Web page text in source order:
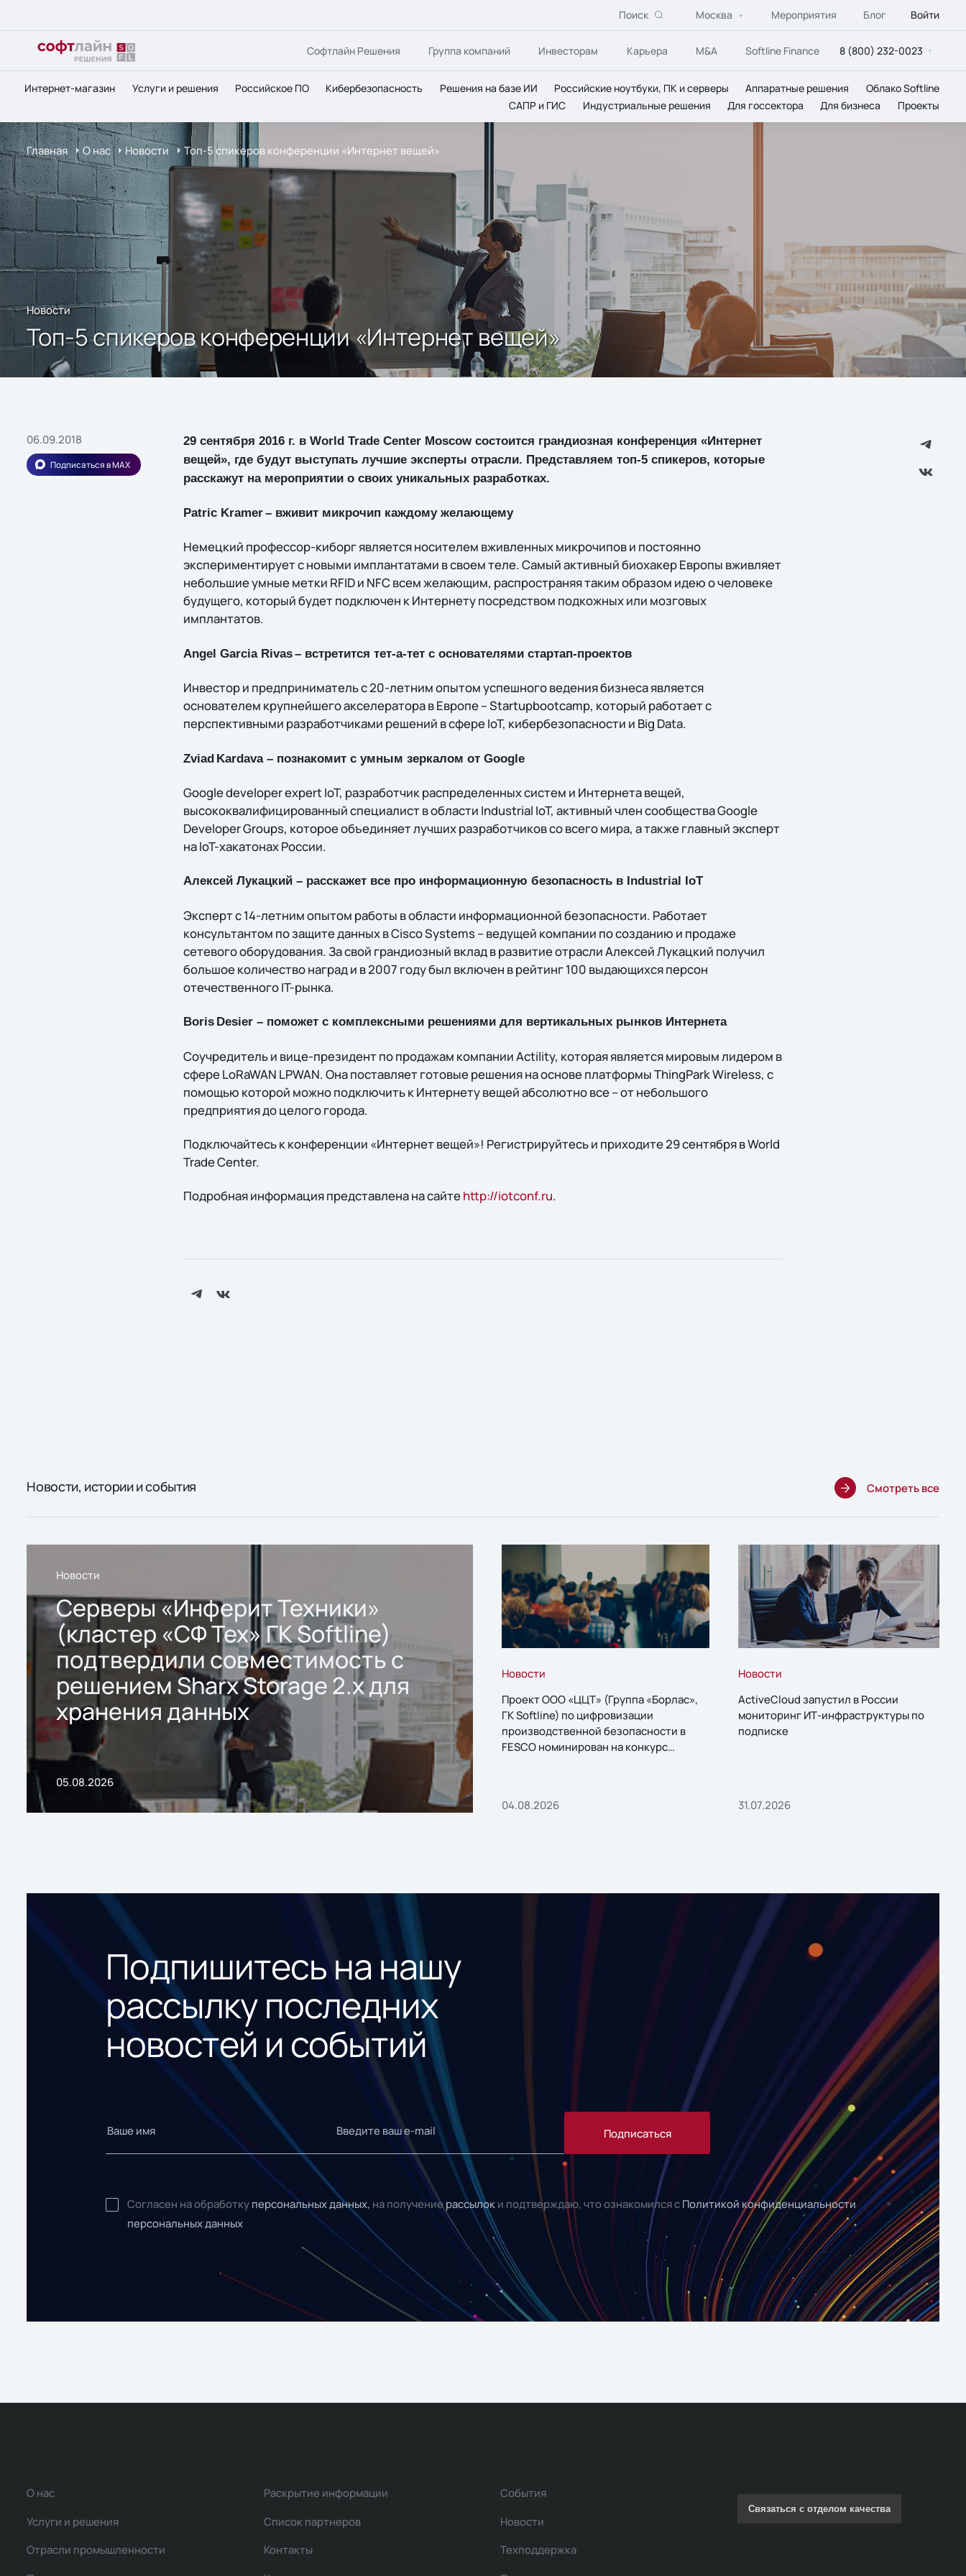
Поиск Москва Мероприятия Блог Войти
Софтлайн Решения Группа компаний Инвесторам Карьера M&A Softline Finance 8 (800) 232-0023
Интернет-магазин Услуги и решения Российское ПО Кибербезопасность Решения на базе ИИ Российские ноутбуки, ПК и серверы Аппаратные решения
Облако Softline
САПР и ГИС
Индустриальные решения Для госсектора Для бизнеса Проекты
Главная О нас Новости Топ-5 спикеров конференции «Интернет вещей»
Новости
Топ-5 спикеров конференции «Интернет вещей»
06.09.2018
Подписаться в MAX
29 сентября 2016 г. в World Trade Center Moscow состоится грандиозная конференция «Интернет
вещей», где будут выступать лучшие эксперты отрасли. Представляем топ-5 спикеров, которые
расскажут на мероприятии о своих уникальных разработках.
Patric Kramer– вживит микрочип каждому желающему
Немецкий профессор-киборг является носителем вживленных микрочипов и постоянно
экспериментирует с новыми имплантатами в своем теле. Самый активный биохакер Европы вживляет
небольшие умные метки RFID и NFC всем желающим, распространяя таким образом идею о человеке
будущего, который будет подключен к Интернету посредством подкожных или мозговых
имплантатов.
Angel Garcia Rivas– встретится тет-а-тет с основателями стартап-проектов
Инвестор и предприниматель с 20-летним опытом успешного ведения бизнеса является
основателем крупнейшего акселератора в Европе – Startupbootcamp, который работает с
перспективными разработчиками решений в сфере IoT, кибербезопасности и Big Data.
Zviad Kardava– познакомит с умным зеркалом от Google
Google developer expert IoT, разработчик распределенных систем и Интернета вещей,
высококвалифицированный специалист в области Industrial IoT, активный член сообщества Google
Developer Groups, которое объединяет лучших разработчиков со всего мира, а также главный эксперт
на IoT-хакатонах России.
Алексей Лукацкий – расскажет все про информационную безопасность в Industrial IoT
Эксперт с 14-летним опытом работы в области информационной безопасности. Работает
консультантом по защите данных в Cisco Systems – ведущей компании по созданию и продаже
сетевого оборудования. За свой грандиозный вклад в развитие отрасли Алексей Лукацкий получил
большое количество наград и в 2007 году был включен в рейтинг 100 выдающихся персон
отечественного IT-рынка.
Boris Desier– поможет с комплексными решениями для вертикальных рынков Интернета
Соучредитель и вице-президент по продажам компании Actility, которая является мировым лидером в
сфере LoRaWAN LPWAN. Она поставляет готовые решения на основе платформы ThingPark Wireless, с
помощью которой можно подключить к Интернету вещей абсолютно все – от небольшого
предприятия до целого города.
Подключайтесь к конференции «Интернет вещей»! Регистрируйтесь и приходите 29 сентября в World
Trade Center.
Подробная информация представлена на сайтеhttp://iotconf.ru.
Новости, истории и события Смотреть все
Новости
Серверы «Инферит Техники»
(кластер «СФ Тех» ГК Softline)
подтвердили совместимость с
решением Sharx Storage 2.x для
хранения данных
05.08.2026
Новости
Проект ООО «ЦЦТ» (Группа «Борлас»,
ГК Softline) по цифровизации
производственной безопасности в
FESCO номинирован на конкурс
04.08.2026
Новости
ActiveCloud запустил в России
мониторинг ИТ-инфраструктуры по
подписке
31.07.2026
Подпишитесь на нашу
рассылку последних
новостей и событий
Подписаться
Согласен на обработку персональных данных, на получениерассылок и подтверждаю, что ознакомился с Политикой конфиденциальности
персональных данных
О нас
Услуги и решения
Отрасли промышленности
Раскрытие информации
Список партнеров
Контакты
События
Новости
Техподдержка
Связаться с отделом качества